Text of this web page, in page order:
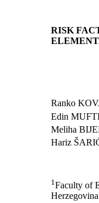
RISK
Ranko
Edin
Meliha
Hariz
1 Faculty of
Herzegovina